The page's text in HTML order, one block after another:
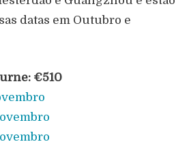
datas em Outubro e
: €510